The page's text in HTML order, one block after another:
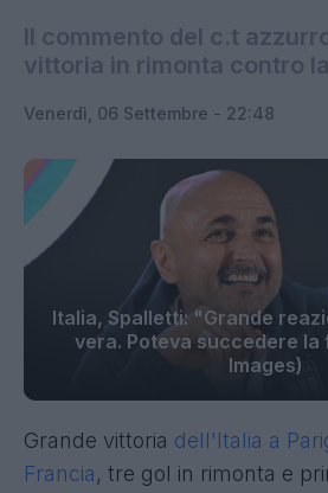
Il commento del c.t
vittoria in rimonta contro
Venerdì, 06 Settembre - 22:48
Italia, Spalletti: "Grande
vera. Poteva succedere la
Images)
Grande vittoria dell'Italia a
Francia, tre gol in rimonta e